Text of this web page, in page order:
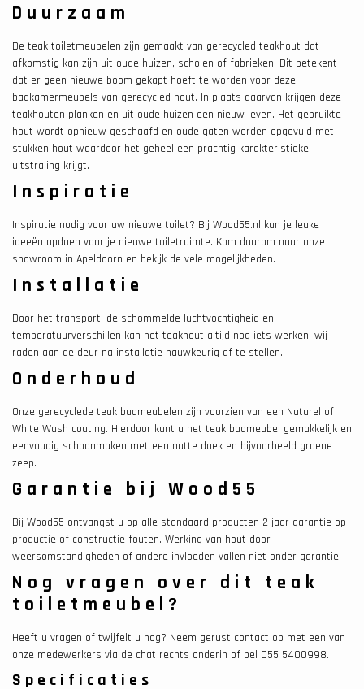
Duurzaam
De teak toiletmeubelen zijn gemaakt van gerecycled teakhout dat
afkomstig kan zijn uit oude huizen, scholen of fabrieken. Dit betekent
dat er geen nieuwe boom gekapt hoeft te worden voor deze
badkamermeubels van gerecycled hout. In plaats daarvan krijgen deze
teakhouten planken en uit oude huizen een nieuw leven. Het gebruikte
hout wordt opnieuw geschaafd en oude gaten worden opgevuld met
stukken hout waardoor het geheel een prachtig karakteristieke
uitstraling krijgt.
Inspiratie
Inspiratie nodig voor uw nieuwe toilet? Bij Wood55.nl kun je leuke
ideeën opdoen voor je nieuwe toiletruimte. Kom daarom naar onze
showroom in Apeldoorn en bekijk de vele mogelijkheden.
Installatie
Door het transport, de schommelde luchtvochtigheid en
temperatuurverschillen kan het teakhout altijd nog iets werken, wij
raden aan de deur na installatie nauwkeurig af te stellen.
Onderhoud
Onze gerecyclede teak badmeubelen zijn voorzien van een Naturel of
White Wash coating. Hierdoor kunt u het teak badmeubel gemakkelijk en
eenvoudig schoonmaken met een natte doek en bijvoorbeeld groene
zeep.
Garantie bij Wood55
Bij Wood55 ontvangst u op alle standaard producten 2 jaar garantie op
productie of constructie fouten. Werking van hout door
weersomstandigheden of andere invloeden vallen niet onder garantie.
Nog vragen over dit teak
toiletmeubel?
Heeft u vragen of twijfelt u nog? Neem gerust contact op met een van
onze medewerkers via de chat rechts onderin of bel 055 5400998.
Specificaties